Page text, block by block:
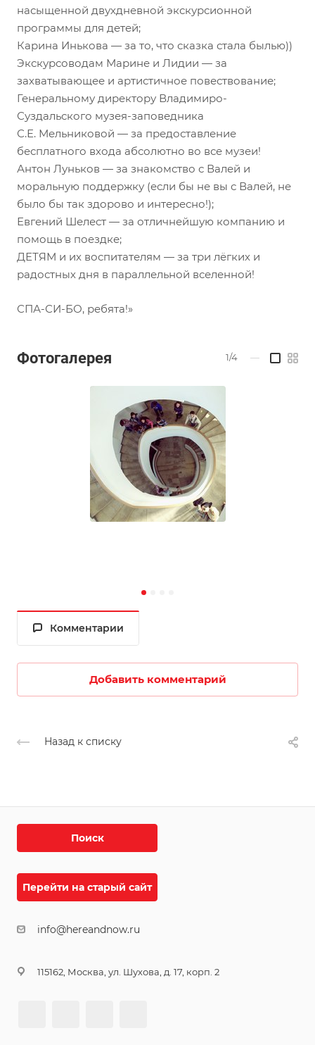
насыщенной двухдневной экскурсионной
программы для детей;
Карина Инькова — за то, что сказка стала былью))
Экскурсоводам Марине и Лидии — за
захватывающее и артистичное повествование;
Генеральному директору Владимиро-
Суздальского музея-заповедника
С.Е. Мельниковой — за предоставление
бесплатного входа абсолютно во все музеи!
Антон Луньков — за знакомство с Валей и
моральную поддержку (если бы не вы с Валей, не
было бы так здорово и интересно!);
Евгений Шелест — за отличнейшую компанию и
помощь в поездке;
ДЕТЯМ и их воспитателям — за три лёгких и
радостных дня в параллельной вселенной!
СПА-СИ-БО, ребята!»
Фотогалерея 1/4 —
Комментарии
Добавить комментарий
Назад к списку
Поиск
Перейти на старый сайт
info@hereandnow.ru
115162, Москва, ул. Шухова, д. 17, корп. 2